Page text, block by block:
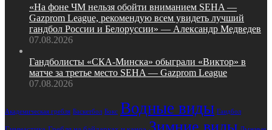
«На фоне ЧМ нельзя обойти вниманием SEHA —
Gazprom League, рекомендую всем увидеть лучший
гандбол России и Белоруссии» — Александр Медведев
07.08.2026
Гандболисты «СКА‑Минска» обыграли «Виктор» в
матче за третье место SEHA — Gazprom League
07.08.2026
Академическая гребля Баскетбол Бокс Водные виды Гандбол